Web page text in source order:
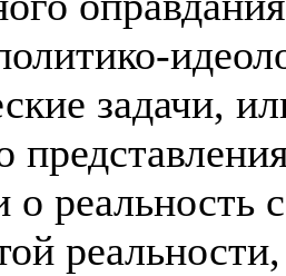
задачи,
о реальность